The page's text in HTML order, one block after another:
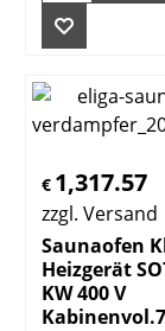
€ 1,317.57
zzgl. Versand
Saunaofen
Heizgerät
KW 400 V